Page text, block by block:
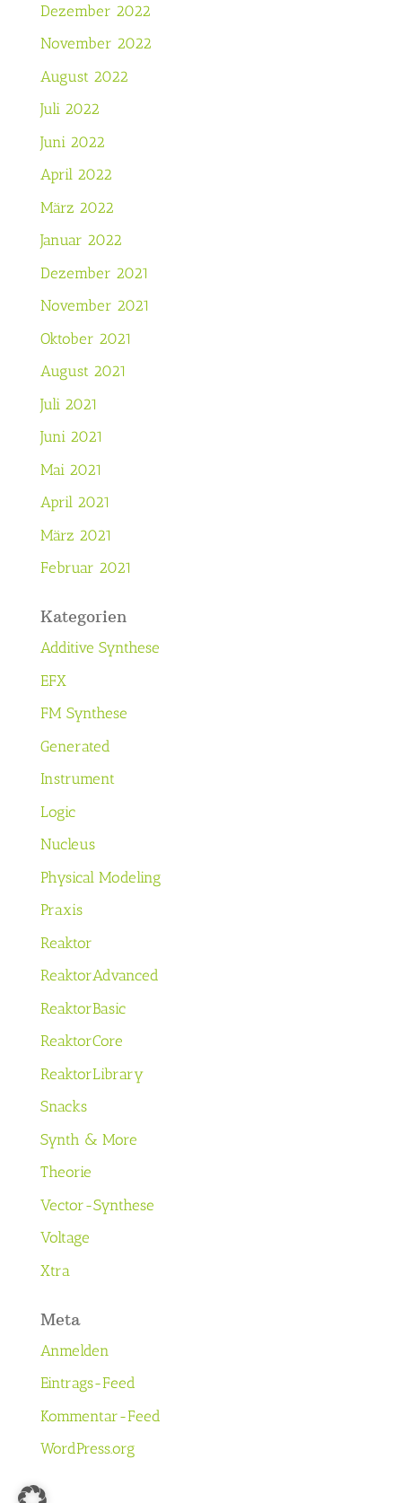
Dezember 2022
November 2022
August 2022
Juli 2022
Juni 2022
April 2022
März 2022
Januar 2022
Dezember 2021
November 2021
Oktober 2021
August 2021
Juli 2021
Juni 2021
Mai 2021
April 2021
März 2021
Februar 2021
Kategorien
Additive Synthese
EFX
FM Synthese
Generated
Instrument
Logic
Nucleus
Physical Modeling
Praxis
Reaktor
ReaktorAdvanced
ReaktorBasic
ReaktorCore
ReaktorLibrary
Snacks
Synth & More
Theorie
Vector-Synthese
Voltage
Xtra
Meta
Anmelden
Eintrags-Feed
Kommentar-Feed
WordPress.org